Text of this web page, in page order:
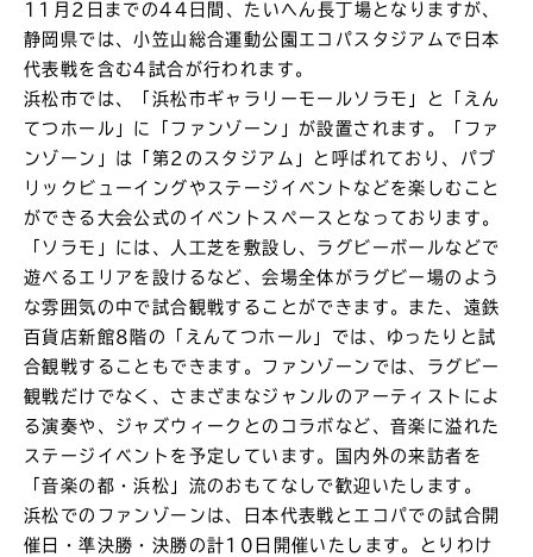
11月2日までの44日間、たいへん長丁場となりますが、
静岡県では、小笠山総合運動公園エコパスタジアムで日本
代表戦を含む4試合が行われます。
浜松市では、「浜松市ギャラリーモールソラモ」と「えん
てつホール」に「ファンゾーン」が設置されます。「ファ
ンゾーン」は「第2のスタジアム」と呼ばれており、パブ
リックビューイングやステージイベントなどを楽しむこと
ができる大会公式のイベントスペースとなっております。
「ソラモ」には、人工芝を敷設し、ラグビーボールなどで
遊べるエリアを設けるなど、会場全体がラグビー場のよう
な雰囲気の中で試合観戦することができます。また、遠鉄
百貨店新館8階の「えんてつホール」では、ゆったりと試
合観戦することもできます。ファンゾーンでは、ラグビー
観戦だけでなく、さまざまなジャンルのアーティストによ
る演奏や、ジャズウィークとのコラボなど、音楽に溢れた
ステージイベントを予定しています。国内外の来訪者を
「音楽の都・浜松」流のおもてなしで歓迎いたします。
浜松でのファンゾーンは、日本代表戦とエコパでの試合開
催日・準決勝・決勝の計10日開催いたします。とりわけ